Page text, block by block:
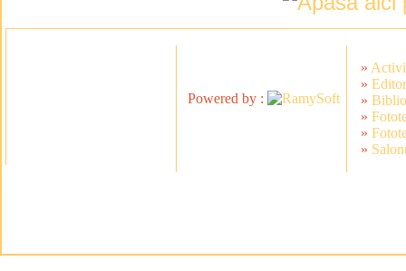
Powered by :
»
»
»
»
»
»